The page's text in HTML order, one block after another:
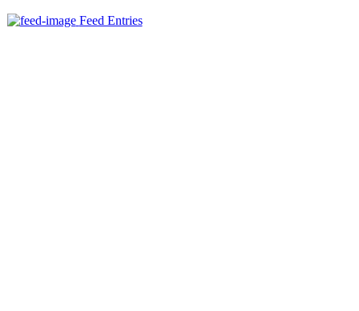
Feed Entries